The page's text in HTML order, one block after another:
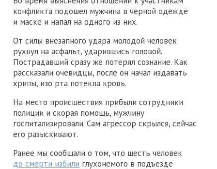
конфликта подошел мужчина в черной одежде
и маске и напал на одного из них.
От силы внезапного удара молодой человек
рухнул на асфальт, ударившись головой.
Пострадавший сразу же потерял сознание. Как
рассказали очевидцы, после он начал издавать
хрипы, изо рта потекла кровь.
На место происшествия прибыли сотрудники
полиции и скорая помощь, мужчину
госпитализировали. Сам агрессор скрылся, сейчас
его разыскивают.
Ранее мы сообщали о том, что шесть человек
до смерти избили глухонемого в подъезде